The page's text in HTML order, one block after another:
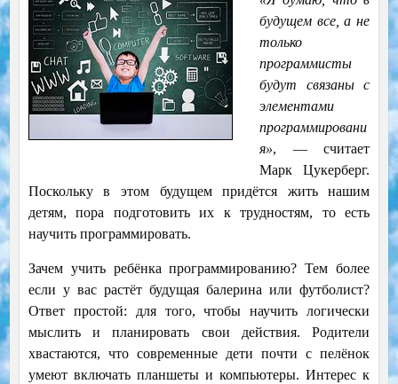
будущем все, а не
только
программисты
будут связаны с
элементами
программировани
я», — считает
Марк Цукерберг.
Поскольку в этом будущем придётся жить нашим
детям, пора подготовить их к трудностям, то есть
научить программировать.
Зачем учить ребёнка программированию? Тем более
если у вас растёт будущая балерина или футболист?
Ответ простой: для того, чтобы научить логически
мыслить и планировать свои действия. Родители
хвастаются, что современные дети почти с пелёнок
умеют включать планшеты и компьютеры. Интерес к